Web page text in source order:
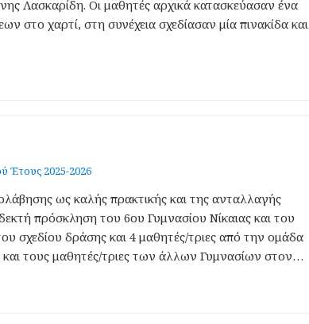
Λασκαρίδη. Οι μαθητές αρχικά κατασκεύασαν ένα
στο χαρτί, στη συνέχεια σχεδίασαν μία πινακίδα και
Έτους 2025-2026
ως καλής πρακτικής και της ανταλλαγής
πρόσκληση του 6ου Γυμνασίου Νίκαιας και του
σχεδίου δράσης και 4 μαθητές/τριες από την ομάδα
τους μαθητές/τριες των άλλων Γυμνασίων στον…